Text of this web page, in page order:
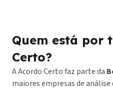
Quem está por
Certo?
A Acordo Certo faz parte da
maiores empresas de